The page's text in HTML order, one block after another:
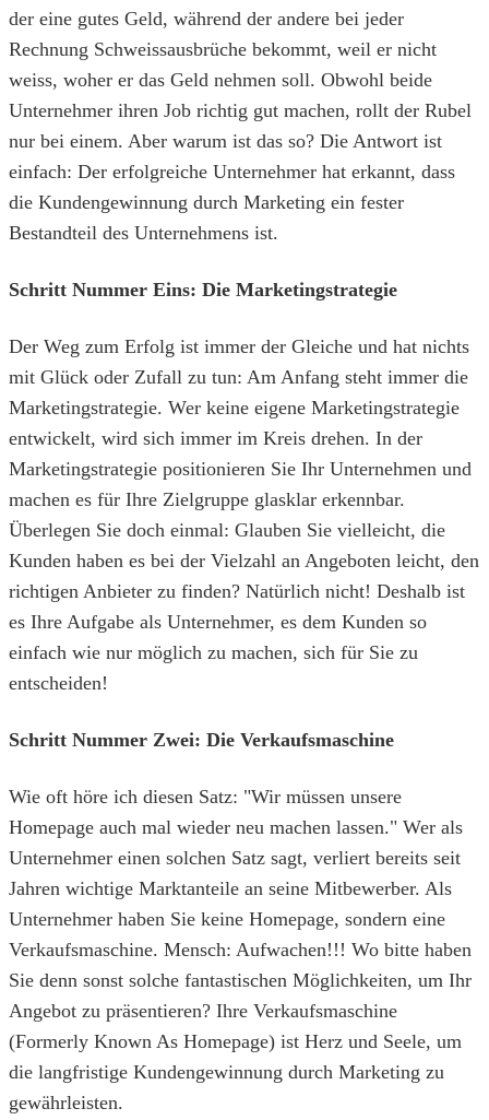
der eine gutes Geld, während der andere bei jeder
Rechnung Schweissausbrüche bekommt, weil er nicht
weiss, woher er das Geld nehmen soll. Obwohl beide
Unternehmer ihren Job richtig gut machen, rollt der Rubel
nur bei einem. Aber warum ist das so? Die Antwort ist
einfach: Der erfolgreiche Unternehmer hat erkannt, dass
die Kundengewinnung durch Marketing ein fester
Bestandteil des Unternehmens ist.
Schritt Nummer Eins: Die Marketingstrategie
Der Weg zum Erfolg ist immer der Gleiche und hat nichts
mit Glück oder Zufall zu tun: Am Anfang steht immer die
Marketingstrategie. Wer keine eigene Marketingstrategie
entwickelt, wird sich immer im Kreis drehen. In der
Marketingstrategie positionieren Sie Ihr Unternehmen und
machen es für Ihre Zielgruppe glasklar erkennbar.
Überlegen Sie doch einmal: Glauben Sie vielleicht, die
Kunden haben es bei der Vielzahl an Angeboten leicht, den
richtigen Anbieter zu finden? Natürlich nicht! Deshalb ist
es Ihre Aufgabe als Unternehmer, es dem Kunden so
einfach wie nur möglich zu machen, sich für Sie zu
entscheiden!
Schritt Nummer Zwei: Die Verkaufsmaschine
Wie oft höre ich diesen Satz: "Wir müssen unsere
Homepage auch mal wieder neu machen lassen." Wer als
Unternehmer einen solchen Satz sagt, verliert bereits seit
Jahren wichtige Marktanteile an seine Mitbewerber. Als
Unternehmer haben Sie keine Homepage, sondern eine
Verkaufsmaschine. Mensch: Aufwachen!!! Wo bitte haben
Sie denn sonst solche fantastischen Möglichkeiten, um Ihr
Angebot zu präsentieren? Ihre Verkaufsmaschine
(Formerly Known As Homepage) ist Herz und Seele, um
die langfristige Kundengewinnung durch Marketing zu
gewährleisten.